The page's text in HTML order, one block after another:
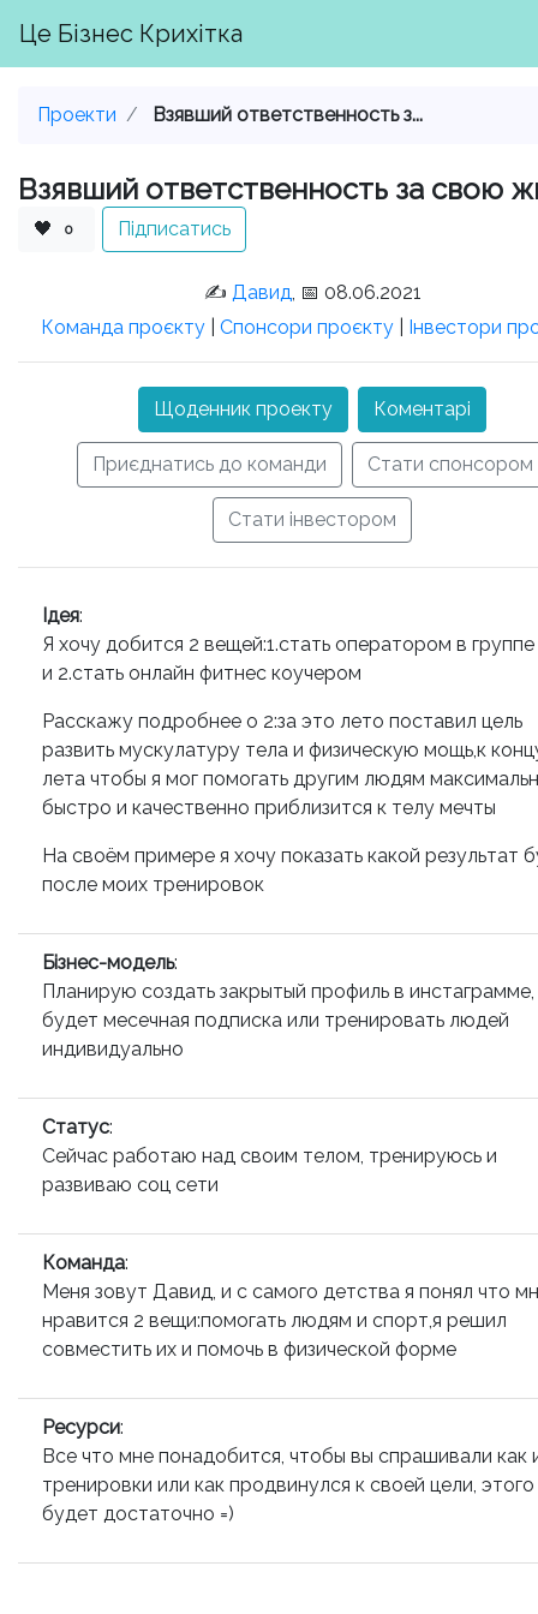
Це Бізнес Крихітка
Проекти Взявший ответственность з...
Взявший ответственность за свою
🖤 0 Підписатись
✍️ Давид, 📅 08.06.2021
Команда проєкту
Спонсори проєкту Інвестори
Щоденник проекту Коментарі
Приєднатись до команди Стати спонсором
Стати інвестором
Ідея:
Я хочу добится 2 вещей:1.стать оператором в
и 2.стать онлайн фитнес коучером
Расскажу подробнее о 2:за это лето поставил цель
развить мускулатуру тела и физическую мощь,к
лета чтобы я мог помогать другим людям
быстро и качественно приблизится к телу мечты
На своём примере я хочу показать какой результат
после моих тренировок
Бізнес-модель:
Планирую создать закрытый профиль в инстаграмме,
будет месечная подписка или тренировать людей
индивидуально
Статус:
Сейчас работаю над своим телом, тренируюсь и
развиваю соц сети
Команда:
Меня зовут Давид, и с самого детства я понял что
нравится 2 вещи:помогать людям и спорт,я решил
совместить их и помочь в физической форме
Ресурси:
Все что мне понадобится, чтобы вы спрашивали как
тренировки или как продвинулся к своей цели,
будет достаточно =)